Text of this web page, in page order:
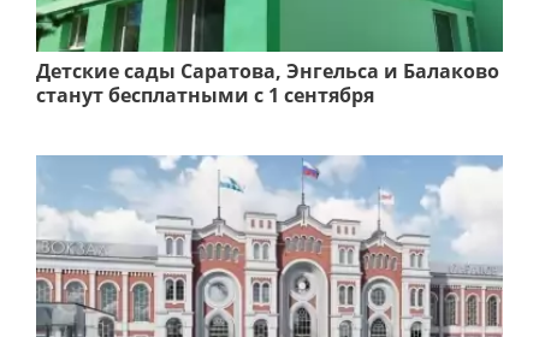
Детские сады Саратова, Энгельса и Балаково
станут бесплатными с 1 сентября